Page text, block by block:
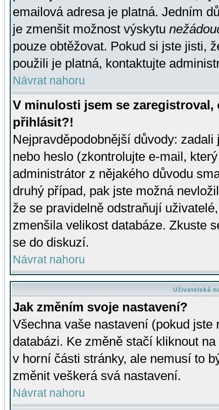
emailová adresa je platná. Jedním
je zmenšit možnost výskytu
pouze obtěžovat. Pokud si jste jisti,
použili je platná, kontaktujte
Návrat nahoru
V minulosti jsem se
přihlásit?!
Nejpravděpodobnější důvody:
nebo heslo (zkontrolujte e-mail,
administrátor z nějakého důvodu
druhý případ, pak jste možná
že se pravidelně odstraňují
zmenšila velikost databáze. Zkuste
se do diskuzí.
Návrat nahoru
Uživatelská
Jak změním svoje nastavení?
Všechna vaše nastavení (pokud
databázi. Ke změně stačí kliknout
v horní části stránky, ale nemusí to
změnit veškerá svá nastavení.
Návrat nahoru